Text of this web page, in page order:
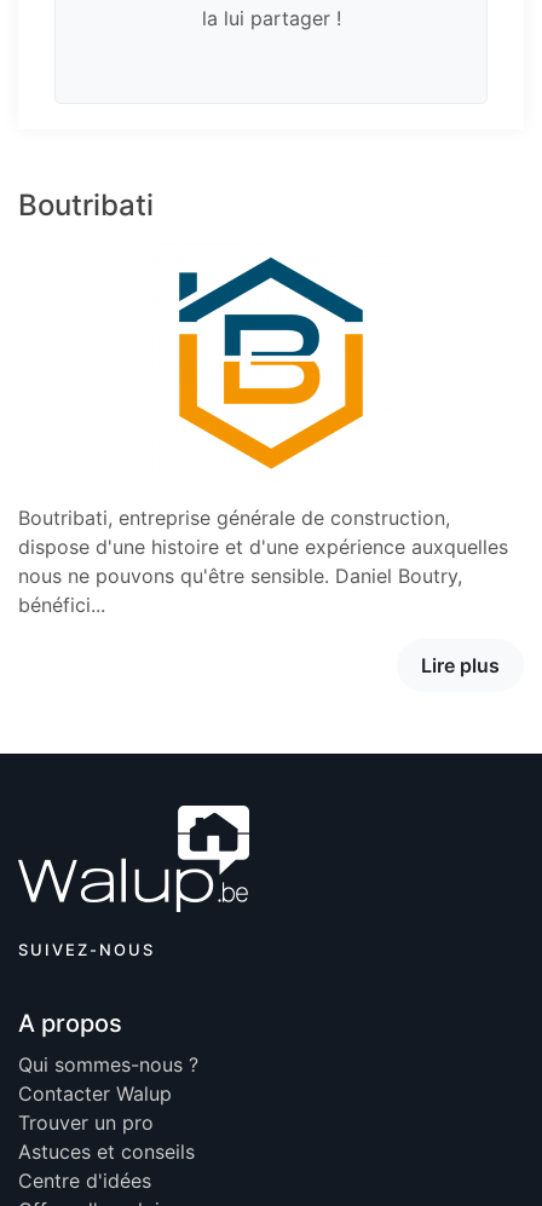
la lui partager !
Boutribati
Boutribati, entreprise générale de construction,
dispose d'une histoire et d'une expérience auxquelles
nous ne pouvons qu'être sensible. Daniel Boutry,
bénéfici...
Lire plus
SUIVEZ-NOUS
A propos
Qui sommes-nous ?
Contacter Walup
Trouver un pro
Astuces et conseils
Centre d'idées